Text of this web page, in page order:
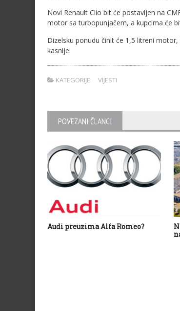
Novi Renault Clio bit će postavljen na
motor sa turbopunjačem, a kupcima će
Dizelsku ponudu činit će 1,5 litreni
kasnije.
KATEGORIJE: VIJESTI
POVEZANI ČLANCI
Audi preuzima Alfa Romeo?